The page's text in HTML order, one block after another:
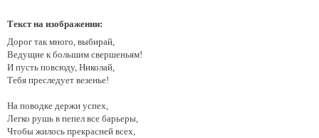
Текст на изображении:
Дорог так много, выбирай,
Ведущие к большим свершеньям!
И пусть повсюду, Николай,
Тебя преследует везенье!
На поводке держи успех,
Легко рушь в пепел все барьеры,
Чтобы жилось прекрасней всех,